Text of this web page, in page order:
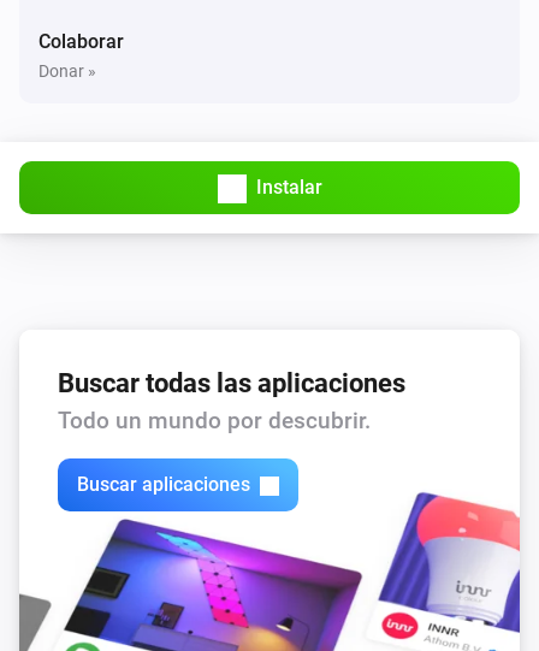
Colaborar
Donar »
Instalar
Buscar todas las aplicaciones
Todo un mundo por descubrir.
Buscar aplicaciones